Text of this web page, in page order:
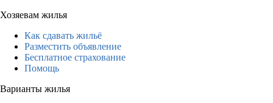
Хозяевам жилья
Как сдавать жильё
Разместить объявление
Бесплатное страхование
Помощь
Варианты жилья